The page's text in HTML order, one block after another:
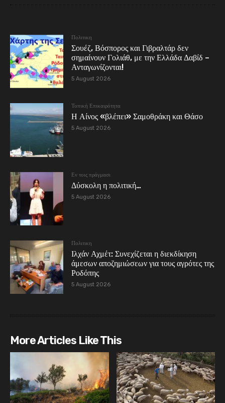
Πολιτικη
Σουέζ, Βόσπορος και Γιβραλτάρ δεν
σημαίνουν Γολιάθ, με την Ελλάδα Δαβίδ –
Ανταγωνίζονται!
5 August 2026
Τοπική Επικαιρότητα
Η Αίνος «βλέπει» Σαμοθράκη και Θάσο
5 August 2026
Εν τοις πράγμασι
Δύσκολη η πολιτική…
5 August 2026
Πολιτικη
Ιλχάν Αχμέτ: Συνεχίζεται η διεκδίκηση
άμεσων αποζημιώσεων για τους αγρότες της
Ροδόπης
5 August 2026
More Articles Like This